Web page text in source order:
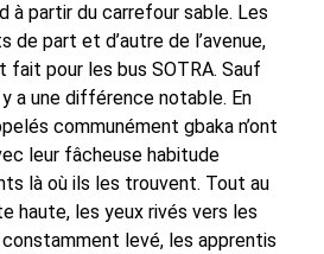
à partir du carrefour sable. Les
part et d’autre de l’avenue,
pour les bus SOTRA. Sauf
a une différence notable. En
communément gbaka n’ont
leur fâcheuse habitude
là où ils les trouvent. Tout au
haute, les yeux rivés vers les
levé, les apprentis